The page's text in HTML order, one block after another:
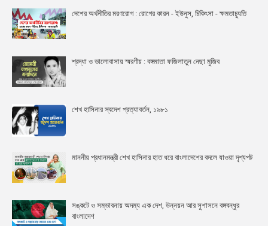
দেশের অর্থনীতির মরণরোগ : রোগের কারন - ইউনুস, চিকিৎসা - ক্ষমতাচ্যুতি
শ্রদ্ধা ও ভালোবাসায় স্মরণীয় : বঙ্গমাতা ফজিলাতুন নেছা মুজিব
শেখ হাসিনার স্বদেশ প্রত্যাবর্তন, ১৯৮১
মাননীয় প্রধানমন্ত্রী শেখ হাসিনার হাত ধরে বাংলাদেশের বদলে যাওয়া দৃশ্যপট
সঙ্কটে ও সম্ভাবনায় অদম্য এক দেশ, উন্নয়ন আর সুশাসনে বঙ্গবন্ধুর
বাংলাদেশ